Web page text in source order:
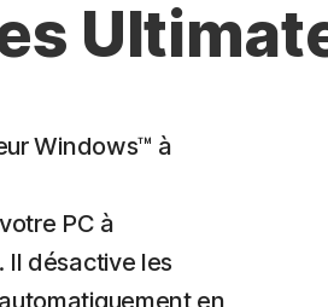
Windows™ à
PC à
Il désactive les
en